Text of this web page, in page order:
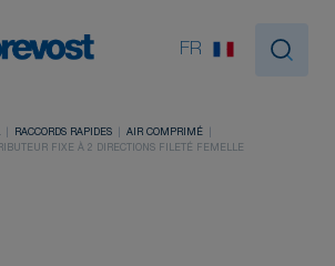
FR
RACCORDS RAPIDES
AIR COMPRIMÉ
FIXE À 2 DIRECTIONS FILETÉ FEMELLE